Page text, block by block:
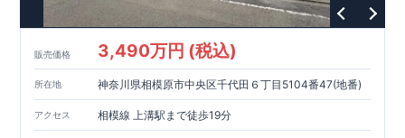
販売価格 3,490万円 (税込)
所在地 神奈川県相模原市中央区千代田６丁目5104番47(地番)
アクセス 相模線 上溝駅まで徒歩19分